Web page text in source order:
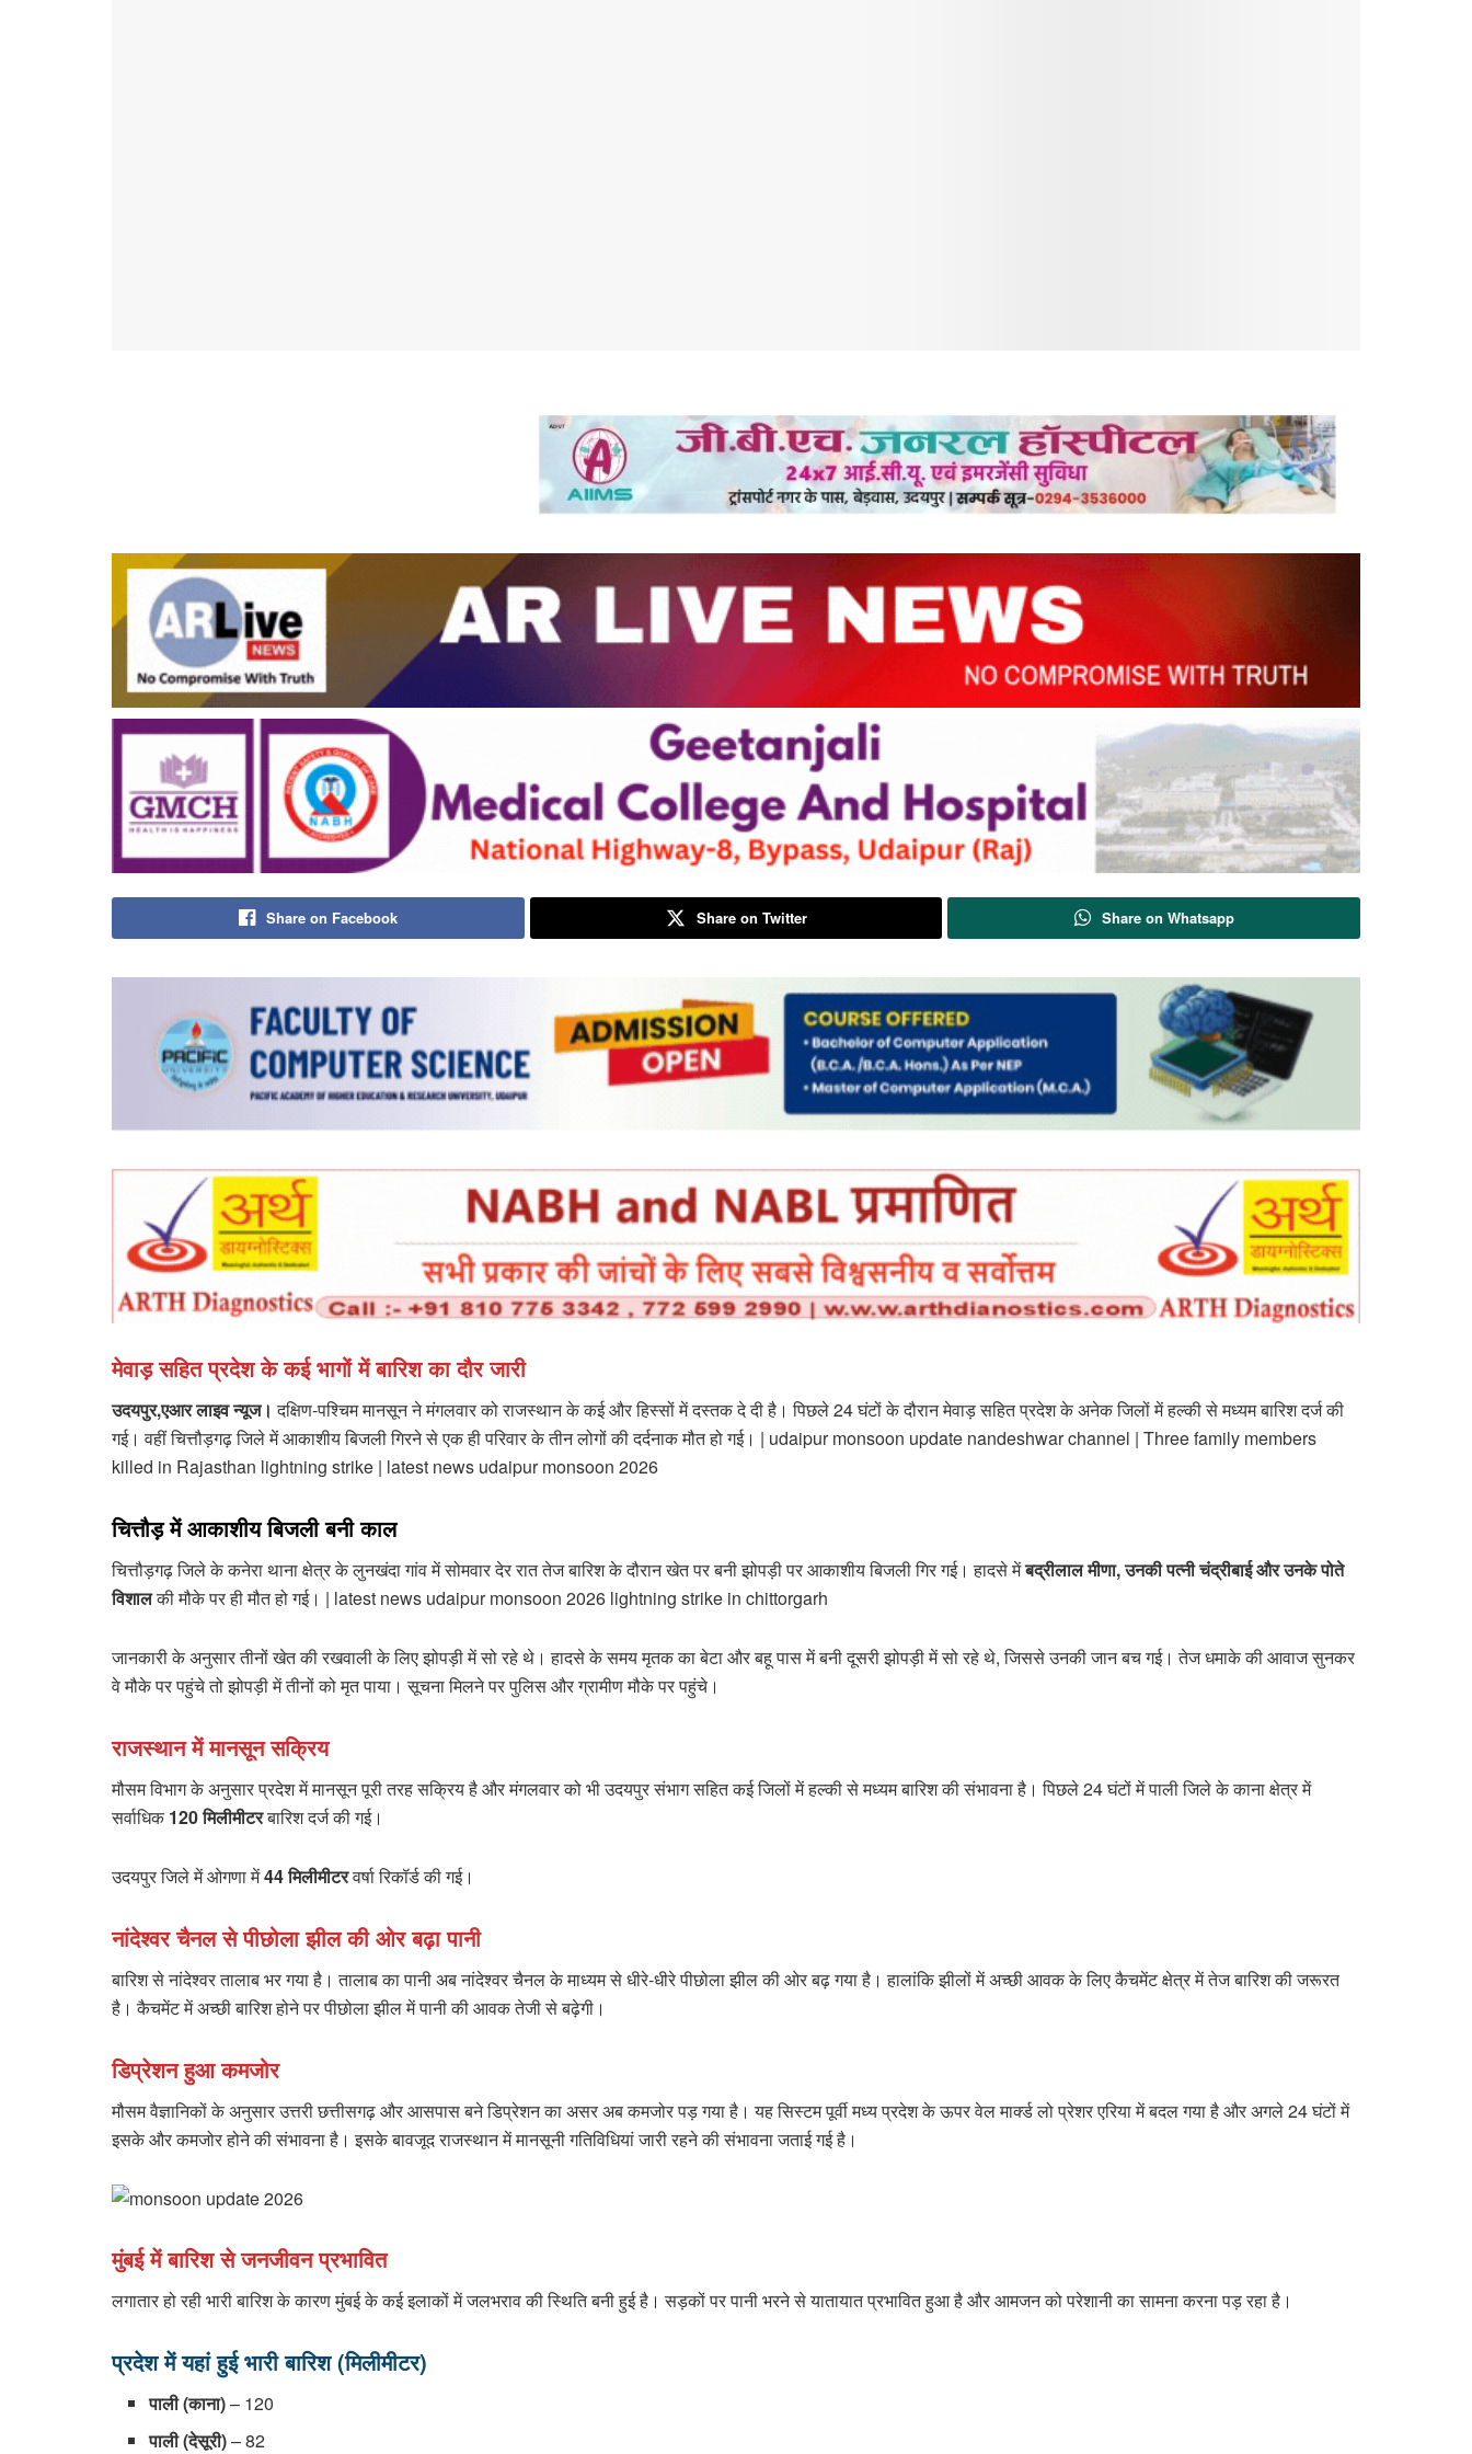
Share on Facebook Share on Twitter Share on Whatsapp
मेवाड़ सहित प्रदेश के कई भागों में बारिश का दौर जारी
उदयपुर,एआर लाइव न्यूज। दक्षिण-पश्चिम मानसून ने मंगलवार को राजस्थान के कई और हिस्सों में दस्तक दे दी है। पिछले 24 घंटों के दौरान मेवाड़ सहित प्रदेश के अनेक जिलों में हल्की से मध्यम बारिश दर्ज की
गई। वहीं चित्तौड़गढ़ जिले में आकाशीय बिजली गिरने से एक ही परिवार के तीन लोगों की दर्दनाक मौत हो गई। | udaipur monsoon update nandeshwar channel | Three family members
killed in Rajasthan lightning strike | latest news udaipur monsoon 2026
चित्तौड़ में आकाशीय बिजली बनी काल
चित्तौड़गढ़ जिले के कनेरा थाना क्षेत्र के लुनखंदा गांव में सोमवार देर रात तेज बारिश के दौरान खेत पर बनी झोपड़ी पर आकाशीय बिजली गिर गई। हादसे मेंबद्रीलाल मीणा, उनकी पत्नी चंद्रीबाई और उनके पोते
विशालकी मौके पर ही मौत हो गई। | latest news udaipur monsoon 2026 lightning strike in chittorgarh
जानकारी के अनुसार तीनों खेत की रखवाली के लिए झोपड़ी में सो रहे थे। हादसे के समय मृतक का बेटा और बहू पास में बनी दूसरी झोपड़ी में सो रहे थे, जिससे उनकी जान बच गई। तेज धमाके की आवाज सुनकर
वे मौके पर पहुंचे तो झोपड़ी में तीनों को मृत पाया। सूचना मिलने पर पुलिस और ग्रामीण मौके पर पहुंचे।
राजस्थान में मानसून सक्रिय
मौसम विभाग के अनुसार प्रदेश में मानसून पूरी तरह सक्रिय है और मंगलवार को भी उदयपुर संभाग सहित कई जिलों में हल्की से मध्यम बारिश की संभावना है। पिछले 24 घंटों में पाली जिले के काना क्षेत्र में
सर्वाधिक120 मिलीमीटरबारिश दर्ज की गई।
उदयपुर जिले में ओगणा में44 मिलीमीटरवर्षा रिकॉर्ड की गई।
नांदेश्वर चैनल से पीछोला झील की ओर बढ़ा पानी
बारिश से नांदेश्वर तालाब भर गया है। तालाब का पानी अब नांदेश्वर चैनल के माध्यम से धीरे-धीरे पीछोला झील की ओर बढ़ गया है। हालांकि झीलों में अच्छी आवक के लिए कैचमेंट क्षेत्र में तेज बारिश की जरूरत
है। कैचमेंट में अच्छी बारिश होने पर पीछोला झील में पानी की आवक तेजी से बढ़ेगी।
डिप्रेशन हुआ कमजोर
मौसम वैज्ञानिकों के अनुसार उत्तरी छत्तीसगढ़ और आसपास बने डिप्रेशन का असर अब कमजोर पड़ गया है। यह सिस्टम पूर्वी मध्य प्रदेश के ऊपर वेल मार्क्ड लो प्रेशर एरिया में बदल गया है और अगले 24 घंटों में
इसके और कमजोर होने की संभावना है। इसके बावजूद राजस्थान में मानसूनी गतिविधियां जारी रहने की संभावना जताई गई है।
मुंबई में बारिश से जनजीवन प्रभावित
लगातार हो रही भारी बारिश के कारण मुंबई के कई इलाकों में जलभराव की स्थिति बनी हुई है। सड़कों पर पानी भरने से यातायात प्रभावित हुआ है और आमजन को परेशानी का सामना करना पड़ रहा है।
प्रदेश में यहां हुई भारी बारिश (मिलीमीटर)
पाली (काना)– 120
पाली (देसूरी)– 82